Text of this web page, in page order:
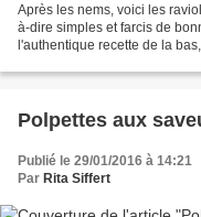
Après les nems, voici les
à-dire simples et farcis de
l'authentique recette de la
Polpettes aux
Publié le 29/01/2016 à 14:21
Par Rita Siffert